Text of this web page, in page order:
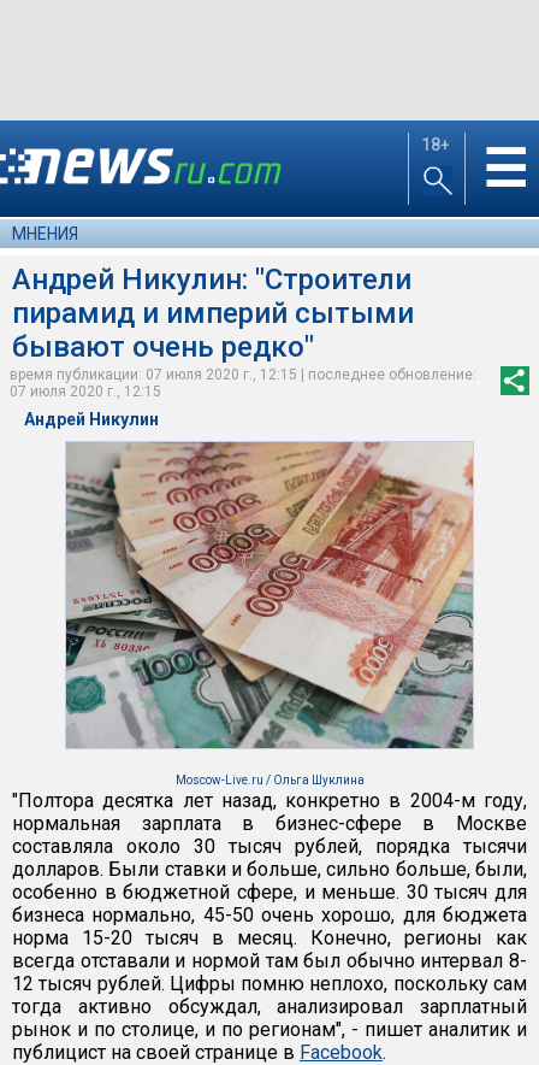
18+ ☰
МНЕНИЯ
Андрей Никулин: "Строители
пирамид и империй сытыми
бывают очень редко"
время публикации: 07 июля 2020 г., 12:15 | последнее обновление:
07 июля 2020 г., 12:15
Андрей Никулин
Moscow-Live.ru / Ольга Шуклина
"Полтора десятка лет назад, конкретно в 2004-м году,
нормальная зарплата в бизнес-сфере в Москве
составляла около 30 тысяч рублей, порядка тысячи
долларов. Были ставки и больше, сильно больше, были,
особенно в бюджетной сфере, и меньше. 30 тысяч для
бизнеса нормально, 45-50 очень хорошо, для бюджета
норма 15-20 тысяч в месяц. Конечно, регионы как
всегда отставали и нормой там был обычно интервал 8-
12 тысяч рублей. Цифры помню неплохо, поскольку сам
тогда активно обсуждал, анализировал зарплатный
рынок и по столице, и по регионам", - пишет аналитик и
публицист на своей странице в Facebook.